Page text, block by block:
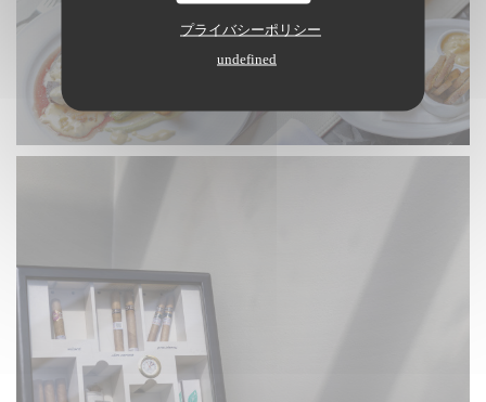
プライバシーポリシー
undefined